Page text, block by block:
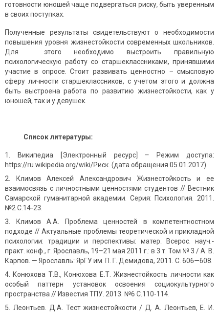
готовности юношей чаще подвергаться риску, быть уверенным
в своих поступках.
Полученные результаты свидетельствуют о необходимости
повышения уровня жизнестойкости современных школьников.
Для этого необходимо выстроить правильную
психологическую работу со старшеклассниками, принявшими
участие в опросе. Стоит развивать ценностно – смысловую
сферу личности старшеклассников, с учетом этого и должна
быть выстроена работа по развитию жизнестойкости, как у
юношей, так и у девушек.
Список литературы:
Википедиа [Электронный ресурс] – Режим доступа:
https://ru.wikipedia.org/wiki/Риск. (дата обращения 05.01.2017)
Климов Алексей Александрович Жизнестойкость и ее
взаимосвязь с личностными ценностями студентов // Вестник
Самарской гуманитарной академии. Серия: Психология. 2011.
№2 С.14-23.
Климов А.А. Проблема ценностей в компетентностном
подходе // Актуальные проблемы теоретической и прикладной
психологии: традиции и перспективы: матер. Всерос. науч.-
практ. конф., г. Ярославль, 19–21 мая 2011 г.: в 3 т. Том № 3 / А. В.
Карпов. — Ярославль: ЯрГУ им. П. Г. Демидова, 2011. C. 606—608.
Конюхова Т.В., Конюхова Е.Т. Жизнестойкость личности как
особый паттерн установок освоения социокультурного
пространства // Известия ТПУ. 2013. №6 С.110-114.
Леонтьев
Д.А. Тест жизнестойкости / Д. А. Леонтьев, Е. И.